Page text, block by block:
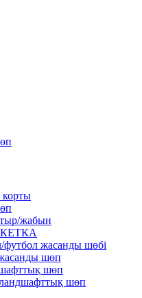
корты
жабын
жасанды шөбі
шөп
шөп
шөп